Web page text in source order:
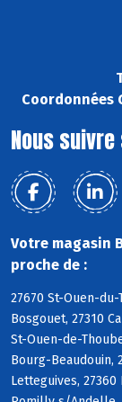
Coordonnées
Nous
Votre magasin
proche de :
27670 St-Ouen-
Bosgouet, 27310
St-Ouen-de-
Bourg-Beaudouin,
Letteguives,